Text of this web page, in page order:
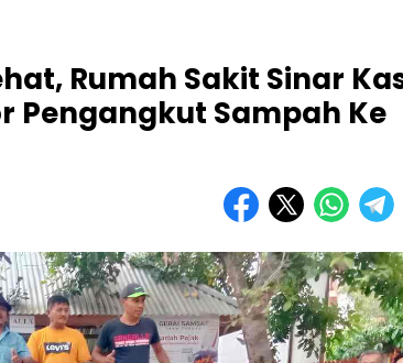
Rumah Sakit Sinar
Pengangkut Sampah Ke